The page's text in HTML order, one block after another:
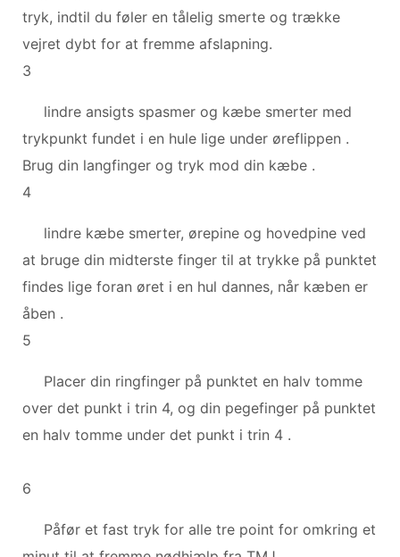
tryk, indtil du føler en tålelig smerte og trække
vejret dybt for at fremme afslapning.
3
lindre ansigts spasmer og kæbe smerter med
trykpunkt fundet i en hule lige under øreflippen .
Brug din langfinger og tryk mod din kæbe .
4
lindre kæbe smerter, ørepine og hovedpine ved
at bruge din midterste finger til at trykke på punktet
findes lige foran øret i en hul dannes, når kæben er
åben .
5
Placer din ringfinger på punktet en halv tomme
over det punkt i trin 4, og din pegefinger på punktet
en halv tomme under det punkt i trin 4 .
6
Påfør et fast tryk for alle tre point for omkring et